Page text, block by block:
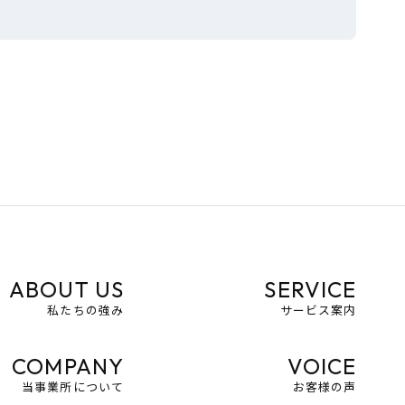
ABOUT US
私たちの強み
SERVICE
サービス案内
COMPANY
当事業所について
VOICE
お客様の声